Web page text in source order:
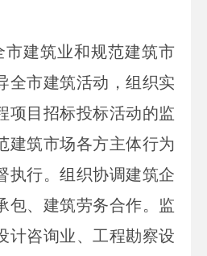
市建筑业和规范建筑市
全市建筑活动，组织实
项目招标投标活动的监
建筑市场各方主体行为
执行。组织协调建筑企
包、建筑劳务合作。监
计咨询业、工程勘察设